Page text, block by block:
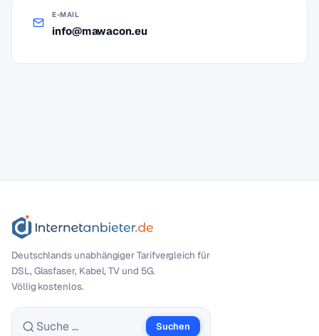
E-MAIL
info@mawacon.eu
Deutschlands unabhängiger Tarif­vergleich für
DSL, Glasfaser, Kabel, TV und 5G.
Völlig kostenlos.
Suchen